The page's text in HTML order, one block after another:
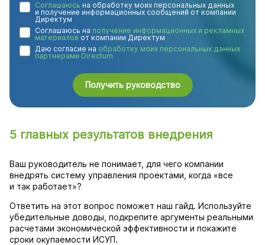
Соглашаюсь на обработку моих персональных данных
и получение информационных сообщений от компании
Директум
Соглашаюсь на получение информационных и рекламных
материалов от компании Директум
Даю согласие на обработку моих персональных данных
партнерами Directum
Получить руководство
5 главных результатов внедрения
Ваш руководитель не понимает, для чего компании
внедрять систему управления проектами, когда «все
и так работает»?
Ответить на этот вопрос поможет наш гайд. Используйте
убедительные доводы, подкрепите аргументы реальными
расчетами экономической эффективности и покажите
сроки окупаемости ИСУП.